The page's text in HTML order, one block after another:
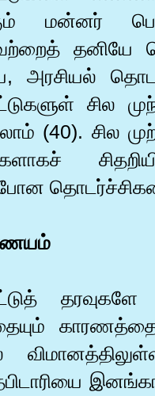
மன்னர்
தனியே
அரசியல்
சில
(40). சில